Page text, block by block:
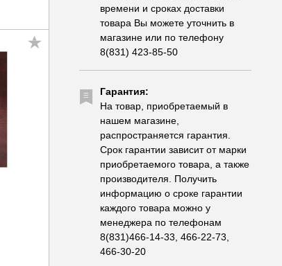
времени и сроках доставки
товара Вы можете уточнить в
магазине или по телефону
8(831) 423-85-50
Гарантия:
На товар, приобретаемый в
нашем магазине,
распространяется гарантия.
Срок гарантии зависит от марки
приобретаемого товара, а также
производителя. Получить
информацию о сроке гарантии
каждого товара можно у
менеджера по телефонам
8(831)466-14-33, 466-22-73,
466-30-20